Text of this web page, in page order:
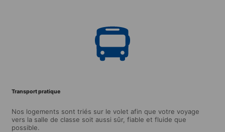
Transport pratique
Nos logements sont triés sur le volet afin que votre voyage
vers la salle de classe soit aussi sûr, fiable et fluide que
possible.